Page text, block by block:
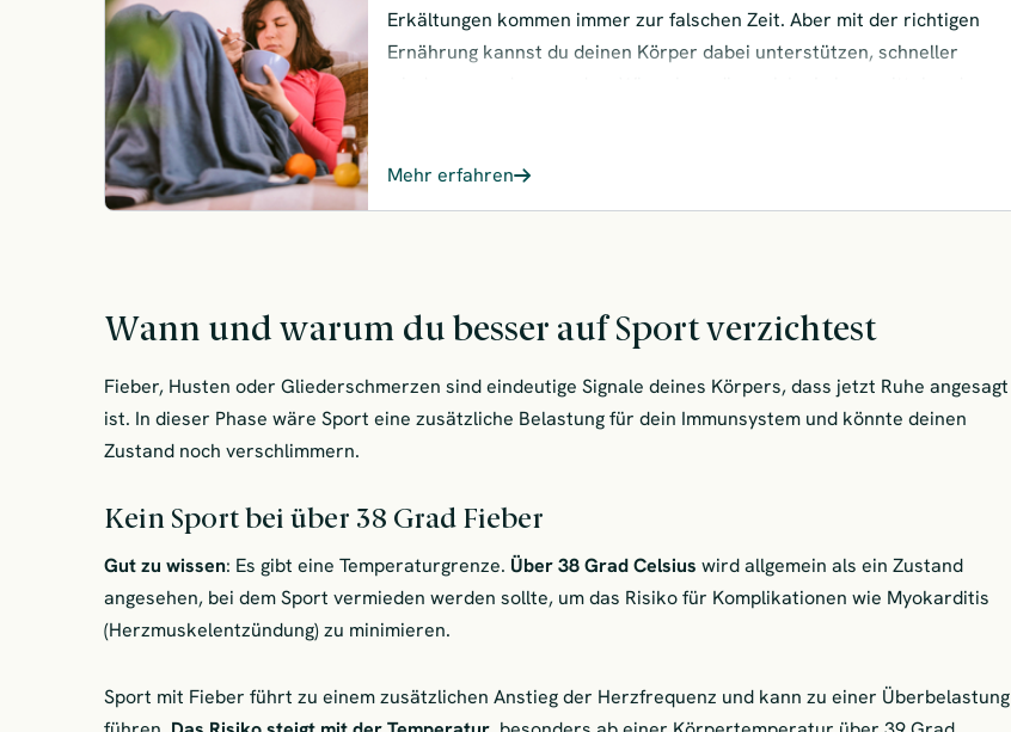
Erkältungen kommen immer zur falschen Zeit. Aber mit der richtigen
Ernährung kannst du deinen Körper dabei unterstützen, schneller
Mehr erfahren
Wann und warum du besser auf Sport verzichtest
Fieber, Husten oder Gliederschmerzen sind eindeutige Signale deines Körpers, dass jetzt Ruhe angesagt
ist. In dieser Phase wäre Sport eine zusätzliche Belastung für dein Immunsystem und könnte deinen
Zustand noch verschlimmern.
Kein Sport bei über 38 Grad Fieber
Gut zu wissen: Es gibt eine Temperaturgrenze. Über 38 Grad Celsius wird allgemein als ein Zustand
angesehen, bei dem Sport vermieden werden sollte, um das Risiko für Komplikationen wie Myokarditis
(Herzmuskelentzündung) zu minimieren.
Sport mit Fieber führt zu einem zusätzlichen Anstieg der Herzfrequenz und kann zu einer Überbelastung